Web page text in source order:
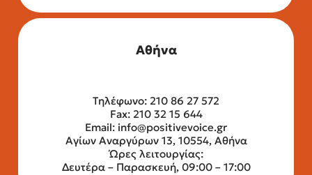
Αθήνα
Τηλέφωνο: 210 86 27 572
Fax: 210 32 15 644
Email: info@positivevoice.gr
Αγίων Αναργύρων 13, 10554, Αθήνα
Ώρες λειτουργίας:
Δευτέρα – Παρασκευή, 09:00 – 17:00